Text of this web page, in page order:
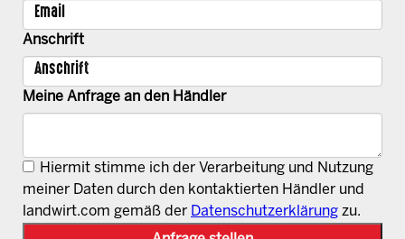
Anschrift
Meine Anfrage an den Händler
Hiermit stimme ich der Verarbeitung und Nutzung
meiner Daten durch den kontaktierten Händler und
landwirt.com gemäß der Datenschutzerklärung zu.